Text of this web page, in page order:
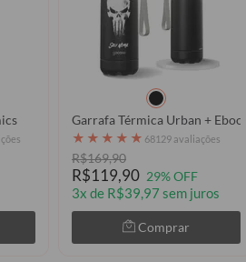
Garrafa Térmica Urban +
★ ★ ★ ★ ★ 68129 avaliações
R$169,90
R$119,90 29% OFF
3x de R$39,97 sem juros
Comprar